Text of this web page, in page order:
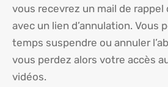
vous recevrez un mail de
avec un lien d’annulation. Vous
temps suspendre ou annuler
vous perdez alors votre accès
vidéos.